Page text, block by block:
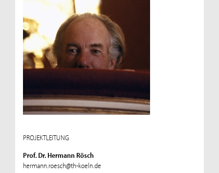
PROJEKTLEITUNG
Prof. Dr. Hermann Rösch
hermann.roesch@th-koeln.de